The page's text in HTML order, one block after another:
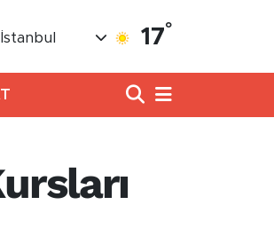
İstanbul 17°